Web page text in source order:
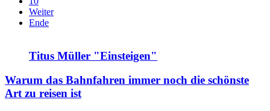
Weiter
Ende
Titus Müller "Einsteigen"
Warum das Bahnfahren immer noch die schönste
Art zu reisen ist